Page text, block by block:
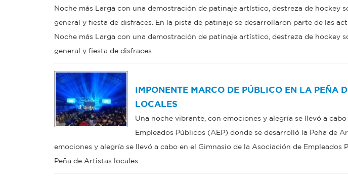
Noche más Larga con una demostración de patinaje artístico, destreza de hockey
general y fiesta de disfraces. En la pista de patinaje se desarrollaron parte de las
Noche más Larga con una demostración de patinaje artístico, destreza de hockey
general y fiesta de disfraces.
IMPONENTE MARCO DE PÚBLICO EN LA PEÑA
LOCALES
Una noche vibrante, con emociones y alegría se llevó a
Empleados Públicos (AEP) donde se desarrolló la Peña de
emociones y alegría se llevó a cabo en el Gimnasio de la Asociación de Empleados
Peña de Artistas locales.